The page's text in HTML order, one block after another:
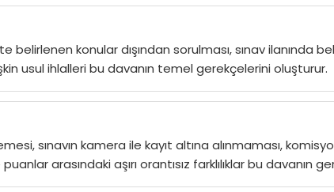
konular dışından sorulması, sınav ilanında
usul ihlalleri bu davanın temel gerekçelerini oluşturur.
sınavın kamera ile kayıt altına alınmaması,
arasındaki aşırı orantısız farklılıklar bu davanın